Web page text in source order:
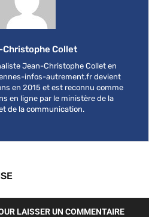
Collet
Jean-Christophe Collet en
infos-autrement.fr devient
en 2015 et est reconnu comme
en ligne par le ministère de la
de la communication.
LAISSER UN COMMENTAIRE